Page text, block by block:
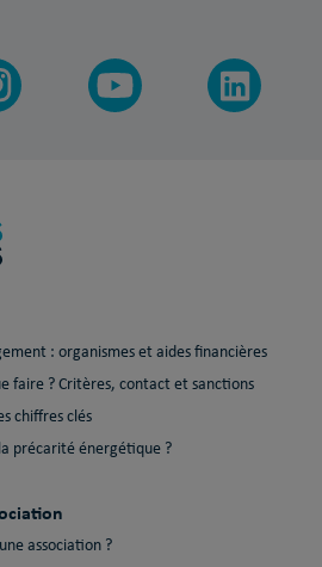
: organismes et aides financières
faire ? Critères, contact et sanctions
chiffres clés
précarité énergétique ?
association ?